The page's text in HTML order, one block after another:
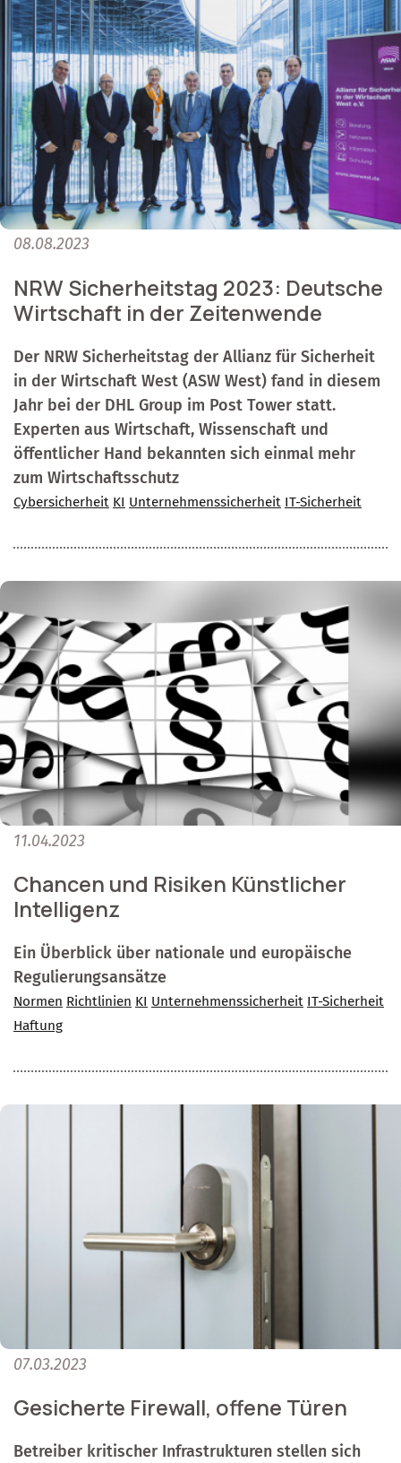
08.08.2023
NRW Sicherheitstag 2023: Deutsche
Wirtschaft in der Zeitenwende
Der NRW Sicherheitstag der Allianz für Sicherheit
in der Wirtschaft West (ASW West) fand in diesem
Jahr bei der DHL Group im Post Tower statt.
Experten aus Wirtschaft, Wissenschaft und
öffentlicher Hand bekannten sich einmal mehr
zum Wirtschaftsschutz
Cybersicherheit KI Unternehmenssicherheit IT-Sicherheit
11.04.2023
Chancen und Risiken Künstlicher
Intelligenz
Ein Überblick über nationale und europäische
Regulierungsansätze
Normen Richtlinien KI Unternehmenssicherheit IT-Sicherheit
Haftung
07.03.2023
Gesicherte Firewall, offene Türen
Betreiber kritischer Infrastrukturen stellen sich